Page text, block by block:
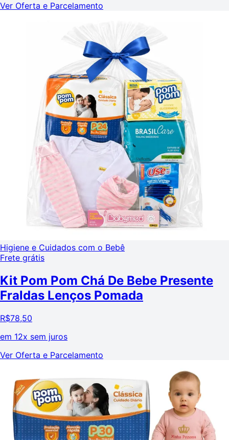
Ver Oferta e Parcelamento
Higiene e Cuidados com o Bebê
Frete grátis
Kit Pom Pom Chá De Bebe Presente
Fraldas Lenços Pomada
R$78,50
em 12x sem juros
Ver Oferta e Parcelamento